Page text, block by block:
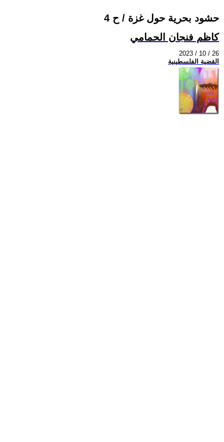
حشود بحرية حول غزة / ح 4
كاظم فنجان الحمامي
2023 / 10 / 26
القضية الفلسطينية